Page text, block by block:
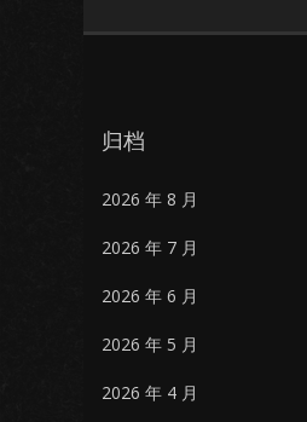
归档
2026 年 8 月
2026 年 7 月
2026 年 6 月
2026 年 5 月
2026 年 4 月